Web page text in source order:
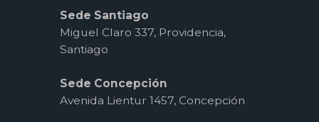
Sede Santiago
Miguel Claro 337, Providencia,
Santiago
Sede Concepción
Avenida Lientur 1457, Concepción